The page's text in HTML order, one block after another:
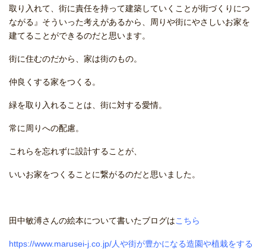
取り入れて、街に責任を持って建築していくことが街づくりにつ
ながる』そういった考えがあるから、周りや街にやさしいお家を
建てることができるのだと思います。
街に住むのだから、家は街のもの。
仲良くする家をつくる。
緑を取り入れることは、街に対する愛情。
常に周りへの配慮。
これらを忘れずに設計することが、
いいお家をつくることに繋がるのだと思いました。
田中敏溥さんの絵本について書いたブログはこちら
https://www.marusei-j.co.jp/人や街が豊かになる造園や植栽をする